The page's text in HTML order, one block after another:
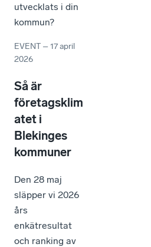
utvecklats i din
kommun?
EVENT –17 april
2026
Så är
företagsklim
atet i
Blekinges
kommuner
Den 28 maj
släpper vi 2026
års
enkätresultat
och ranking av